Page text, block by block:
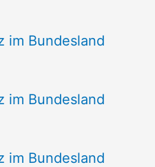
im Bundesland
im Bundesland
im Bundesland